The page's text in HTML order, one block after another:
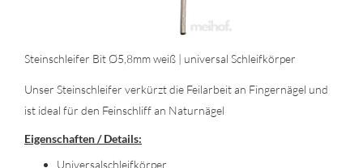
Stein­schlei­fer Bit Ø5,8mm weiß | uni­ver­sal Schleif­kör­per
Unser Stein­schlei­fer ver­kürzt die Feil­ar­beit an Fin­ger­nä­gel und
ist ideal für den Fein­schliff an Na­tur­nä­gel
Ei­gen­schaf­ten / De­tails:
Uni­ver­sal­schleif­kör­per